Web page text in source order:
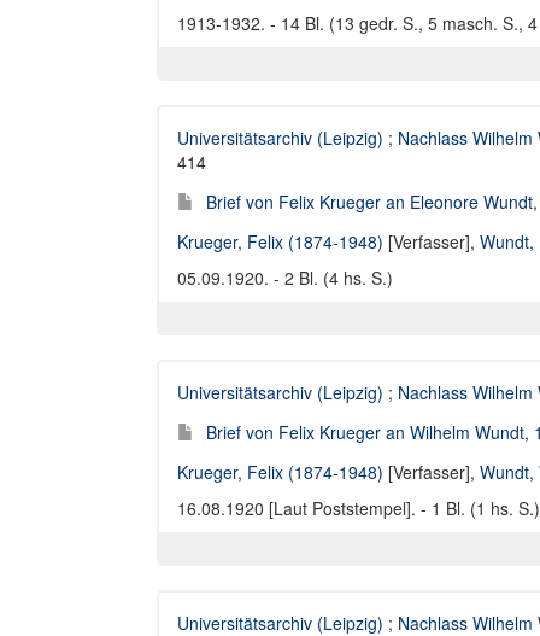
1913-1932. - 14 Bl. (13 gedr. S., 5 masch. S.,
Universitätsarchiv (Leipzig) ; Nachlass Wilhelm
414
Brief von Felix Krueger an Eleonore
Krueger, Felix (1874-1948) [Verfasser], Wundt,
05.09.1920. - 2 Bl. (4 hs. S.)
Universitätsarchiv (Leipzig) ; Nachlass Wilhelm
Brief von Felix Krueger an Wilhelm Wundt,
Krueger, Felix (1874-1948) [Verfasser], Wundt,
16.08.1920 [Laut Poststempel]. - 1 Bl. (1 hs. S.)
Universitätsarchiv (Leipzig) ; Nachlass Wilhelm